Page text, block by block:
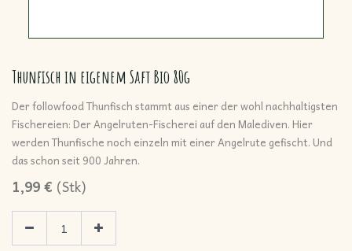
Thunfisch in eigenem Saft Bio 80g
Der followfood Thunfisch stammt aus einer der wohl nachhaltigsten
Fischereien: Der Angelruten-Fischerei auf den Malediven. Hier
werden Thunfische noch einzeln mit einer Angelrute gefischt. Und
das schon seit 900 Jahren.
1,99€ (Stk)